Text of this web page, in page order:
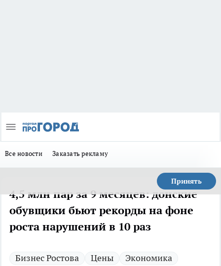
Все новости Заказать рекламу
Принять
4,5 млн пар за 9 месяцев: донские
обувщики бьют рекорды на фоне
роста нарушений в 10 раз
Бизнес Ростова Цены
Экономика